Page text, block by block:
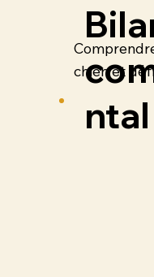
ntal
chien et